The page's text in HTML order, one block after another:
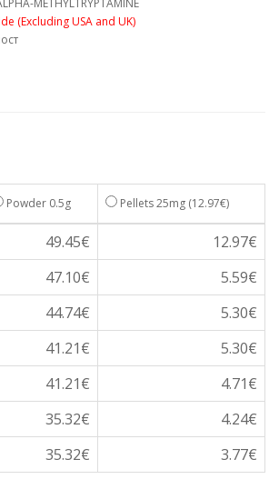
METHYLTRYPTAMINE
(Excluding USA and UK)
Powder 0.5g Pellets 25mg (12.97€)
49.45€
12.97€
47.10€
5.59€
44.74€
5.30€
41.21€
5.30€
41.21€
4.71€
35.32€
4.24€
35.32€ 3.77€